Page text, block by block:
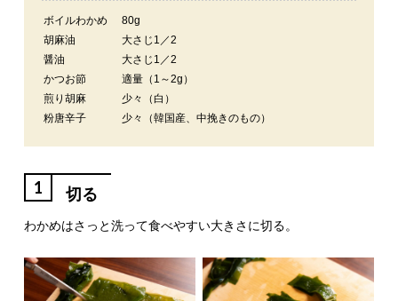
ボイルわかめ
80g
胡麻油
大さじ1／2
醤油
大さじ1／2
かつお節
適量（1～2g）
煎り胡麻
少々（白）
粉唐辛子
少々（韓国産、中挽きのもの）
1 切る
わかめはさっと洗って食べやすい大きさに切る。